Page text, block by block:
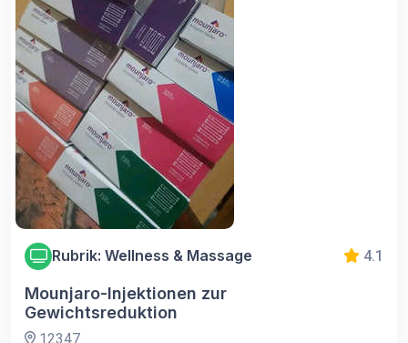
Rubrik: Wellness & Massage 4.1
Mounjaro-Injektionen zur
Gewichtsreduktion
12347